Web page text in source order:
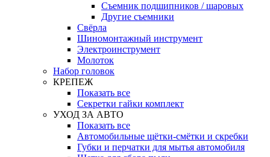
Съемник подшипников / шаровых
Другие съемники
Свёрла
Шиномонтажный инструмент
Электроинструмент
Молоток
Набор головок
КРЕПЕЖ
Показать все
Секретки гайки комплект
УХОД ЗА АВТО
Показать все
Автомобильные щётки-смётки и скребки
Губки и перчатки для мытья автомобиля